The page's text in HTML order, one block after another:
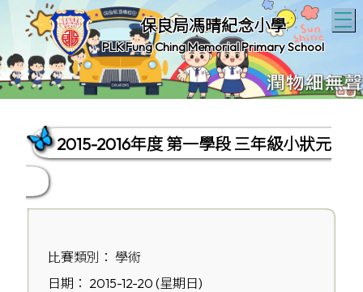
保良局馮晴紀念小學
PLK Fung Ching Memorial Primary School
2015-2016年度 第一學段 三年級小狀元
比賽類別： 學術
日期： 2015-12-20 (星期日)